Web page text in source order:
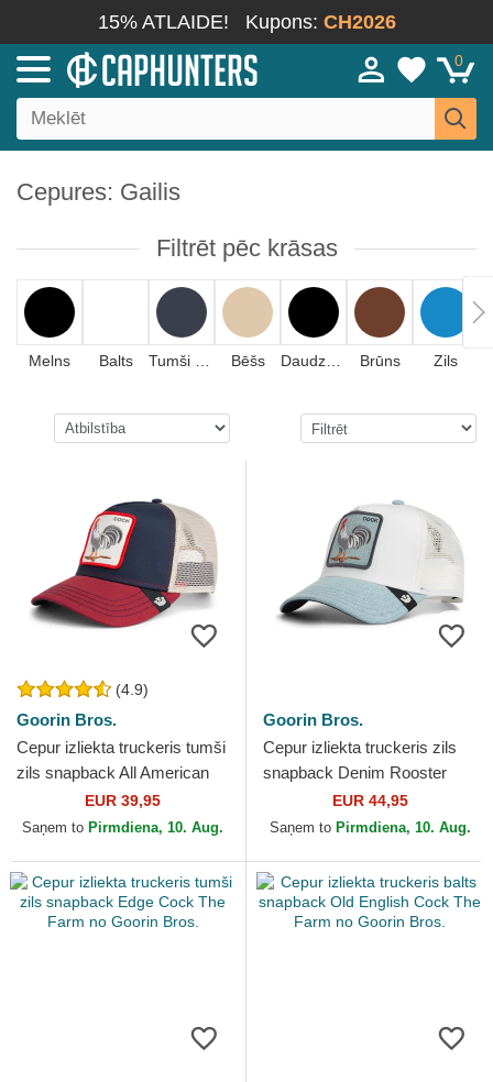
15% ATLAIDE! Kupons: CH2026
0
Cepures: Gailis
Filtrēt pēc krāsas
Melns Balts Bēšs Brūns Zils
(4.9)
Goorin Bros.
Cepur izliekta truckeris tumši
zils snapback All American
Rooster The Farm no Goorin
Bros.
EUR 39,95
Saņem to Pirmdiena, 10. Aug.
Goorin Bros.
Cepur izliekta truckeris zils
snapback Denim Rooster
The Farm no Goorin Bros.
EUR 44,95
Saņem to Pirmdiena, 10. Aug.